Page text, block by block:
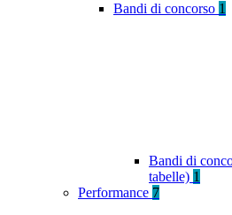
Bandi di concorso 1
Bandi di
tabelle) 1
Performance 7